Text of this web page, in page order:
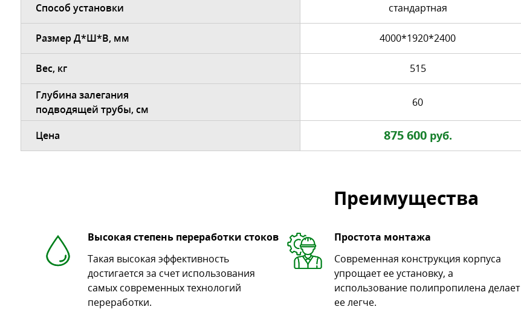
Способ установки стандартная
Размер Д*Ш*В, мм 4000*1920*2400
Вес, кг 515
Глубина залегания
подводящей трубы, см
60
Цена 875 600руб.
Преимущества
Высокая степень переработки стоков
Такая высокая эффективность
достигается за счет использования
самых современных технологий
переработки.
Простота монтажа
Современная конструкция корпуса
упрощает ее установку, а
использование полипропилена делает
ее легче.